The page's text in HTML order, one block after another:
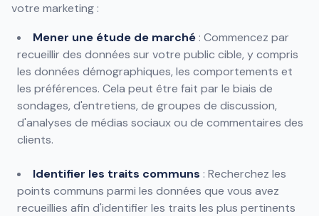
votre marketing :
Mener une étude de marché : Commencez par
recueillir des données sur votre public cible, y compris
les données démographiques, les comportements et
les préférences. Cela peut être fait par le biais de
sondages, d'entretiens, de groupes de discussion,
d'analyses de médias sociaux ou de commentaires des
clients.
Identifier les traits communs : Recherchez les
points communs parmi les données que vous avez
recueillies afin d'identifier les traits les plus pertinents